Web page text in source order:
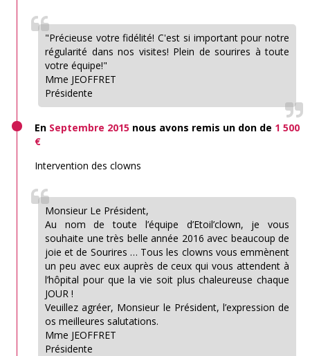
"Précieuse votre fidélité! C'est si important pour notre
régularité dans nos visites! Plein de sourires à toute
votre équipe!"
Mme JEOFFRET
Présidente
En Septembre 2015 nous avons remis un don de 1 500
€
Intervention des clowns
Monsieur Le Président,
Au nom de toute l’équipe d’Etoil’clown, je vous
souhaite une très belle année 2016 avec beaucoup de
joie et de Sourires … Tous les clowns vous emmènent
un peu avec eux auprès de ceux qui vous attendent à
l’hôpital pour que la vie soit plus chaleureuse chaque
JOUR !
Veuillez agréer, Monsieur le Président, l’expression de
os meilleures salutations.
Mme JEOFFRET
Présidente